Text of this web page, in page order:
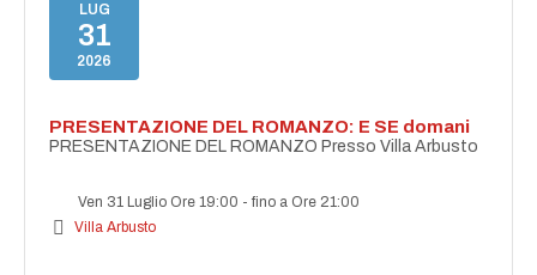
LUG
31
2026
PRESENTAZIONE DEL ROMANZO: E SE domani
PRESENTAZIONE DEL ROMANZO Presso Villa Arbusto
Ven 31 Luglio Ore 19:00 -fino a Ore 21:00
Villa Arbusto